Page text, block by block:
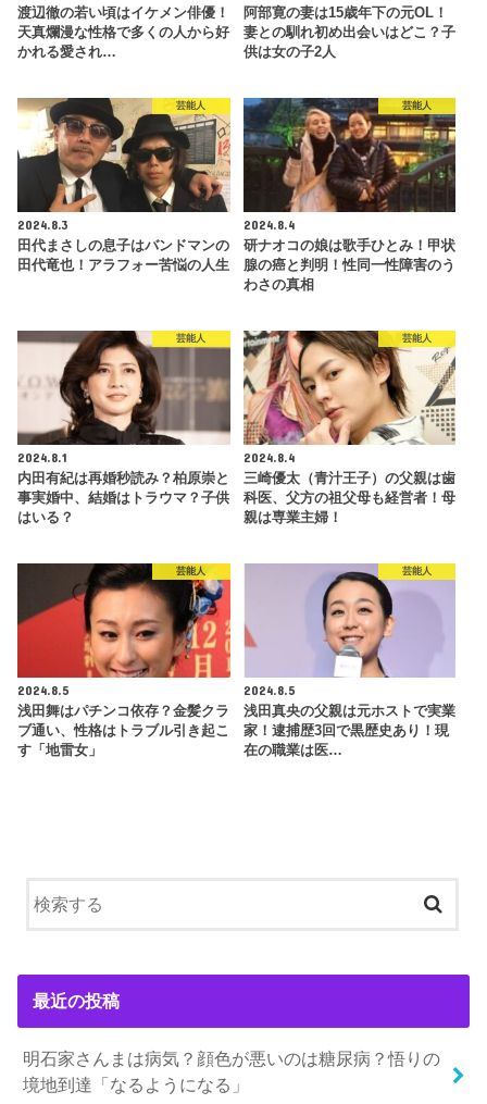
渡辺徹の若い頃はイケメン俳優！
天真爛漫な性格で多くの人から好
かれる愛され…
阿部寛の妻は15歳年下の元OL！
妻との馴れ初め出会いはどこ？子
供は女の子2人
芸能人
2024.8.3
田代まさしの息子はバンドマンの
田代竜也！アラフォー苦悩の人生
芸能人
2024.8.4
研ナオコの娘は歌手ひとみ！甲状
腺の癌と判明！性同一性障害のう
わさの真相
芸能人
2024.8.1
内田有紀は再婚秒読み？柏原崇と
事実婚中、結婚はトラウマ？子供
はいる？
芸能人
2024.8.4
三崎優太（青汁王子）の父親は歯
科医、父方の祖父母も経営者！母
親は専業主婦！
芸能人
2024.8.5
浅田舞はパチンコ依存？金髪クラ
ブ通い、性格はトラブル引き起こ
す「地雷女」
芸能人
2024.8.5
浅田真央の父親は元ホストで実業
家！逮捕歴3回で黒歴史あり！現
在の職業は医…
最近の投稿
明石家さんまは病気？顔色が悪いのは糖尿病？悟りの
境地到達「なるようになる」